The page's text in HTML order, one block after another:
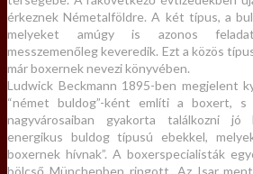
érkeznek Németalföldre. A két típus, a
melyeket amúgy is azonos
messzemenőleg keveredik. Ezt a közös
már boxernek nevezi könyvében.
Ludwick Beckmann 1895-ben megjelent
“német buldog”-ként említi a boxert, s
nagyvárosaiban gyakorta találkozni jó
energikus buldog típusú ebekkel,
boxernek hívnak”. A boxerspecialisták
bölcső Münchenben ringott. Az Isar